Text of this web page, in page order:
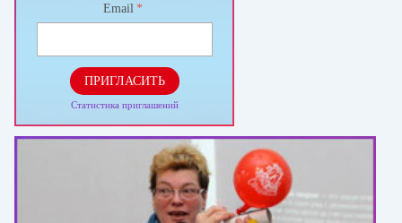
Email *
ПРИГЛАСИТЬ
Статистика приглашений